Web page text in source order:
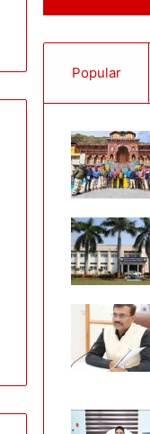
Popular